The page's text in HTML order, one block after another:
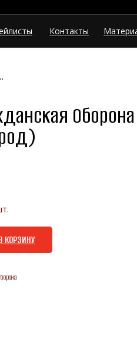
Контакты
сны" (Выргород)
КОРЗИНУ